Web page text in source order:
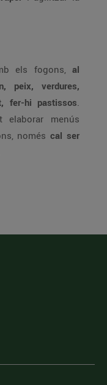
els fogons, al
peix, verdures,
fer-hi pastissos.
elaborar menús
només cal ser